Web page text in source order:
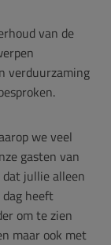
van de
verduurzaming
we veel
gasten van
jullie alleen
heeft
om te zien
maar ook met